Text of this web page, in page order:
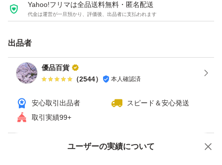
注意ください。
★素人採寸につき誤差はご容赦ください。
★モニター環境や生産の関係により写真と色、柄が若干異
なる場合があります。
工の甘さが
残っている場合がございます。予めご了承願います。
Yahoo!フリマは全品送料無料・匿名配送
代金は運営が一旦預かり、評価後、出品者に支払われます
出品者
優品百貨
（2544） 本人確認済
安心取引出品者
スピード＆安心発送
取引実績99+
ユーザーの実績について
価格の相談 商品への質問